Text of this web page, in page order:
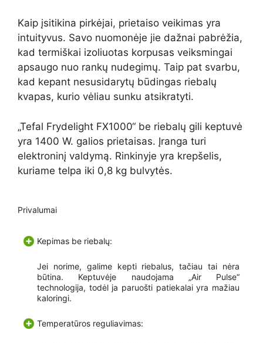
Kaip įsitikina pirkėjai, prietaiso veikimas yra
intuityvus. Savo nuomonėje jie dažnai pabrėžia,
kad termiškai izoliuotas korpusas veiksmingai
apsaugo nuo rankų nudegimų. Taip pat svarbu,
kad kepant nesusidarytų būdingas riebalų
kvapas, kurio vėliau sunku atsikratyti.
„Tefal Frydelight FX1000“ be riebalų gili keptuvė
yra 1400 W. galios prietaisas. Įranga turi
elektroninį valdymą. Rinkinyje yra krepšelis,
kuriame telpa iki 0,8 kg bulvytės.
Privalumai
Kepimas be riebalų:
Jei norime, galime kepti riebalus, tačiau tai nėra
būtina. Keptuvėje naudojama „Air Pulse“
technologija, todėl ja paruošti patiekalai yra mažiau
kaloringi.
Temperatūros reguliavimas: